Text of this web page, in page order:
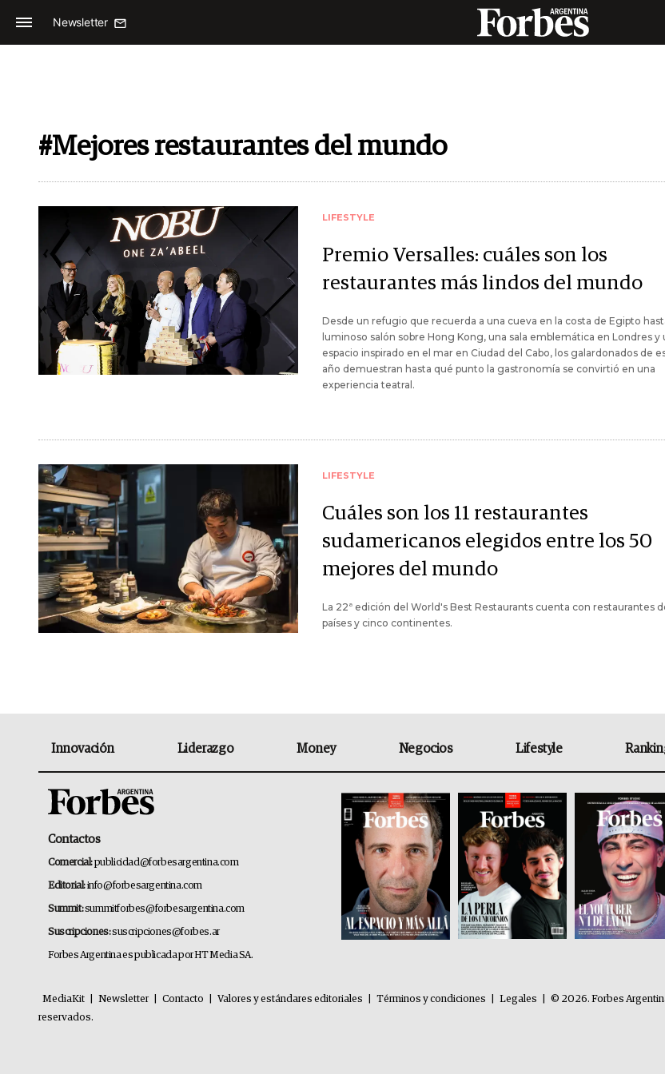
Newsletter
#Mejores restaurantes del mundo
LIFESTYLE
Premio Versalles: cuáles son los
restaurantes más lindos del mundo
Desde un refugio que recuerda a una cueva en la costa de Egipto
luminoso salón sobre Hong Kong, una sala emblemática en Londres y
espacio inspirado en el mar en Ciudad del Cabo, los galardonados de
año demuestran hasta qué punto la gastronomía se convirtió en una
experiencia teatral.
LIFESTYLE
Cuáles son los 11 restaurantes
sudamericanos elegidos entre los 50
mejores del mundo
La 22ª edición del World's Best Restaurants cuenta con restaurantes
países y cinco continentes.
Innovación Liderazgo Money Negocios Lifestyle
Contactos
Comercial:publicidad@forbesargentina.com
Editorial:info@forbesargentina.com
Summit:summitforbes@forbesargentina.com
Suscripciones:suscripciones@forbes.ar
Forbes Argentina es publicada por HT Media SA.
MediaKit Newsletter Contacto Valores y estándares editoriales Términos y condiciones Legales
© 2026. Forbes
reservados.